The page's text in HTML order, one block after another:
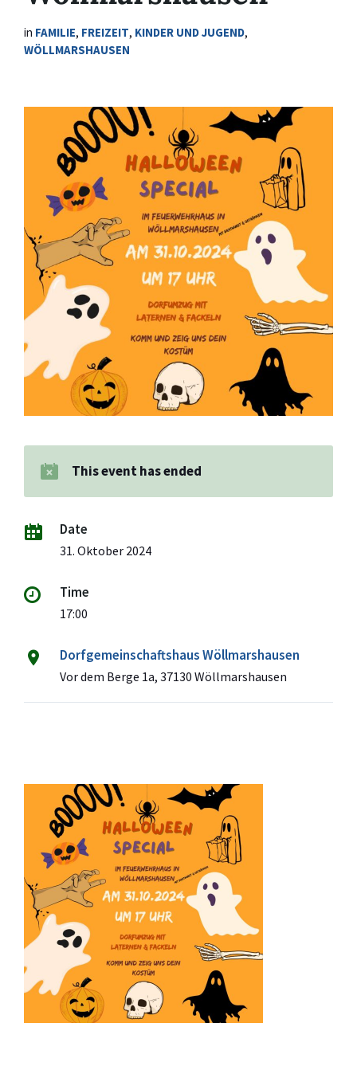
in FAMILIE, FREIZEIT, KINDER UND JUGEND,
WÖLLMARSHAUSEN
This event has ended
Date
31. Oktober 2024
Time
17:00
Dorfgemeinschaftshaus Wöllmarshausen
Vor dem Berge 1a, 37130 Wöllmarshausen